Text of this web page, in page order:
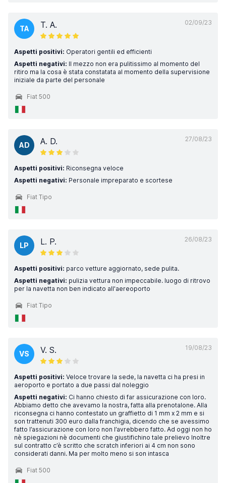
02/09/23
TA T. A.
Aspetti positivi: Operatori gentili ed efficienti
Aspetti negativi: Il mezzo non era pulitissimo al momento del
ritiro ma la cosa è stata constatata al momento della supervisione
iniziale da parte del personale
Fiat 500
27/08/23
AD A. D.
Aspetti positivi: Riconsegna veloce
Aspetti negativi: Personale impreparato e scortese
Fiat Tipo
26/08/23
LP L. P.
Aspetti positivi: parco vetture aggiornato, sede pulita.
Aspetti negativi: pulizia vettura non impeccabile. luogo di ritrovo
per la navetta non ben indicato all'aereoporto
Fiat Tipo
19/08/23
VS V. S.
Aspetti positivi: Veloce trovare la sede, la navetta ci ha presi in
aeroporto e portato a due passi dal noleggio
Aspetti negativi: Ci hanno chiesto di far assicurazione con loro.
Abbiamo detto che avevamo la nostra, fatta alla prenotaIone. Alla
riconsegna ci hanno contestato un graffietto di 1 mm x 2 mm e si
son trattenuti 300 euro dalla franchigia, dicendo che se avessimo
fatto l’assicurazione con loro non l’avrebbero fatto. Ad oggi non ho
nè spiegazioni nè documenti che giustifichino tale prelievo Inoltre
sul contratto c’è scritto che scratch inferiori ai 4 cm non sono
considerati danni. Ma per molto meno si son intasca
Fiat 500